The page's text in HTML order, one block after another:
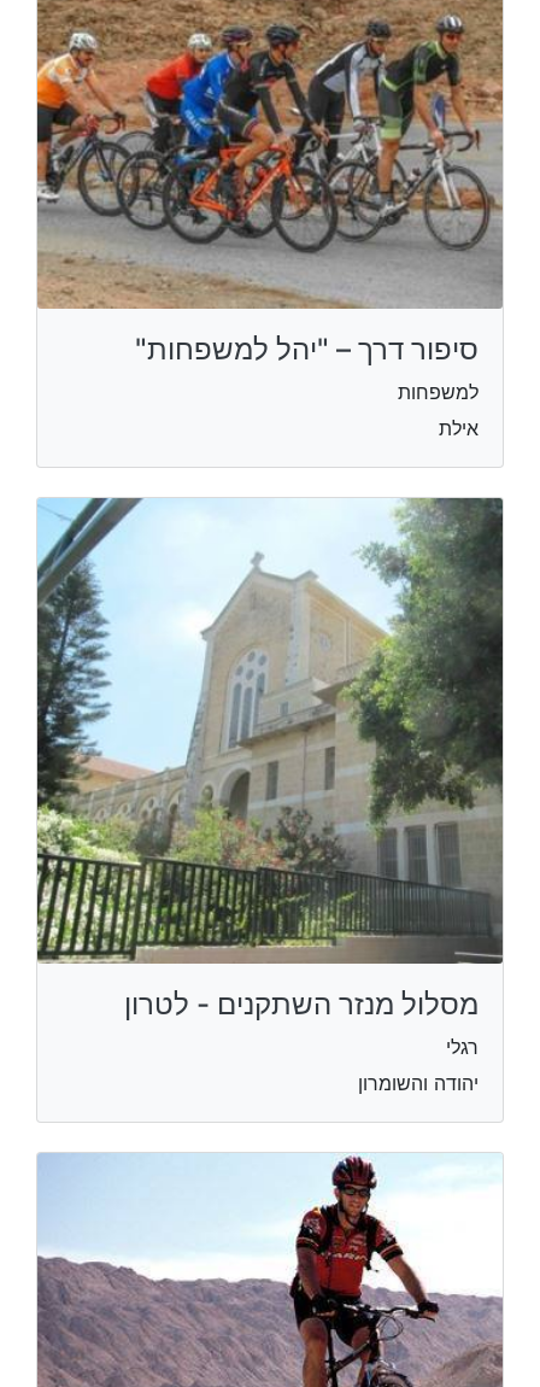
סיפור דרך – "יהל למשפחות"
למשפחות
אילת
מסלול מנזר השתקנים - לטרון
רגלי
יהודה והשומרון